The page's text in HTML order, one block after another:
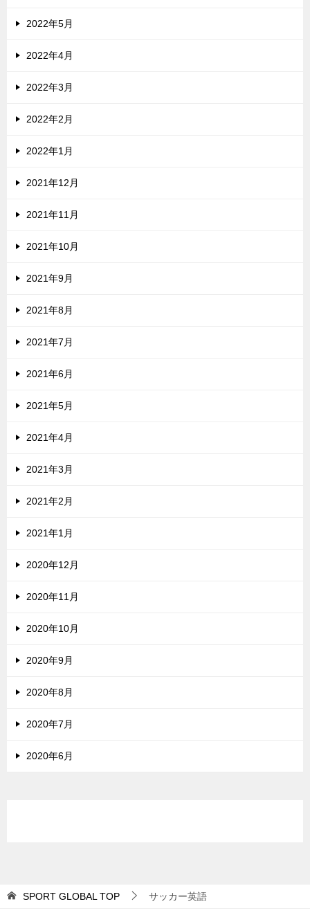
2022年5月
2022年4月
2022年3月
2022年2月
2022年1月
2021年12月
2021年11月
2021年10月
2021年9月
2021年8月
2021年7月
2021年6月
2021年5月
2021年4月
2021年3月
2021年2月
2021年1月
2020年12月
2020年11月
2020年10月
2020年9月
2020年8月
2020年7月
2020年6月
SPORT GLOBAL TOP サッカー英語